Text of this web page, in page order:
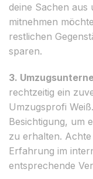
deine Sachen aus
mitnehmen
restlichen
sparen.
3.
rechtzeitig ein
Umzugsprofi
Besichtigung, um
zu erhalten.
Erfahrung im
entsprechende